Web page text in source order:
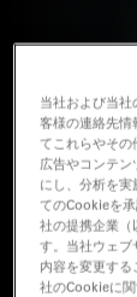
当社および当
客様の連絡先情
てこれらやその
広告やコンテ
にし、分析を
てのCookieを
社の提携企業（
す。当社ウェ
内容を変更す
社のCookieに